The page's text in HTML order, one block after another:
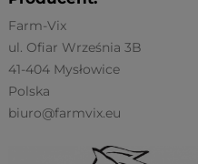
Farm-Vix
ul. Ofiar Września 3B
41-404 Mysłowice
Polska
biuro@farmvix.eu